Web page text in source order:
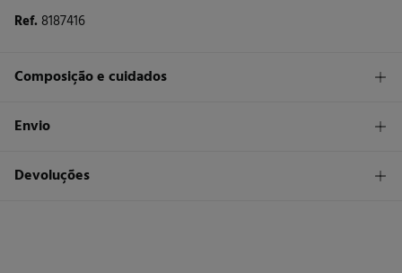
Ref. 8187416
Composição e cuidados
Composição
Cuidados
Envio
STANDARD
Devoluções